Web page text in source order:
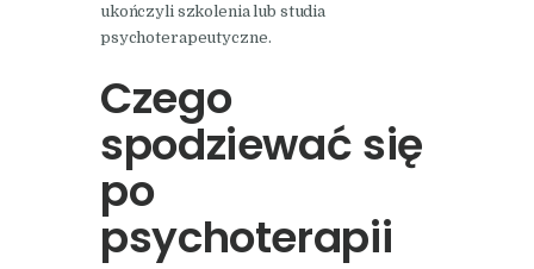
ukończyli szkolenia lub studia
psychoterapeutyczne.
Czego
spodziewać się
po
psychoterapii